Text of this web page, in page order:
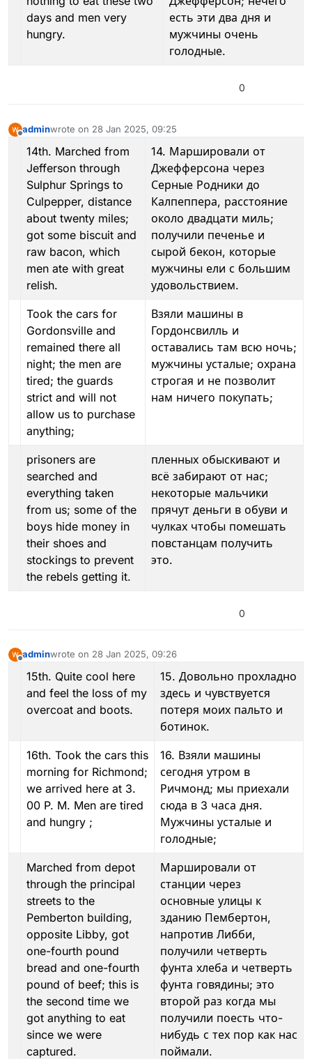
days and men very
hungry.
есть эти два дня и
мужчины очень
голодные.
0
Offline
adminwrote on 28 Jan 2025, 09:25
last edited by admin
14th. Marched from
Jefferson through
Sulphur Springs to
Culpepper, distance
about twenty miles;
got some biscuit and
raw bacon, which
men ate with great
relish.
14. Маршировали от
Джефферсона через
Серные Родники до
Калпеппера, расстояние
около двадцати миль;
получили печенье и
сырой бекон, которые
мужчины ели с большим
удовольствием.
Took the cars for
Gordonsville and
remained there all
night; the men are
tired; the guards
strict and will not
allow us to purchase
anything;
Взяли машины в
Гордонсвилль и
оставались там всю ночь;
мужчины усталые; охрана
строгая и не позволит
нам ничего покупать;
prisoners are
searched and
everything taken
from us; some of the
boys hide money in
their shoes and
stockings to prevent
the rebels getting it.
пленных обыскивают и
всё забирают от нас;
некоторые мальчики
прячут деньги в обуви и
чулках чтобы помешать
повстанцам получить
это.
0
adminwrote on 28 Jan 2025, 09:26
last edited by admin
15th. Quite cool here
and feel the loss of my
overcoat and boots.
15. Довольно прохладно
здесь и чувствуется
потеря моих пальто и
ботинок.
16th. Took the cars this
morning for Richmond;
we arrived here at 3.
00 P. M. Men are tired
and hungry ;
16. Взяли машины
сегодня утром в
Ричмонд; мы приехали
сюда в 3 часа дня.
Мужчины усталые и
голодные;
Marched from depot
through the principal
streets to the
Pemberton building,
opposite Libby, got
one-fourth pound
bread and one-fourth
pound of beef; this is
the second time we
got anything to eat
since we were
captured.
Маршировали от
станции через
основные улицы к
зданию Пембертон,
напротив Либби,
получили четверть
фунта хлеба и четверть
фунта говядины; это
второй раз когда мы
получили поесть что-
нибудь с тех пор как нас
поймали.